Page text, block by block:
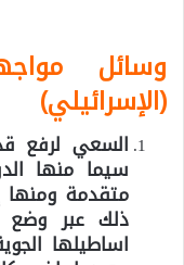
وسائل
(الإسرائيلي)
السعي لرفع
سيما منها
متقدمة ومنها
ذلك عبر وضع
اساطيلها